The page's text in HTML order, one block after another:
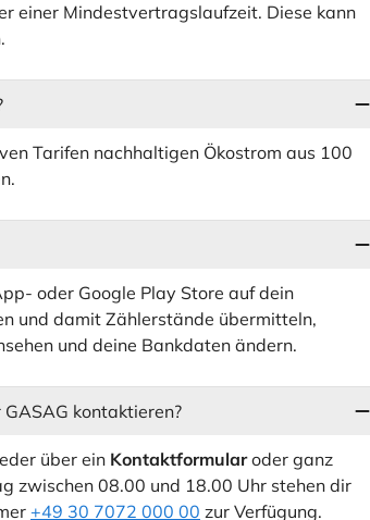
einer Mindestvertragslaufzeit. Diese kann
Tarifen nachhaltigen Ökostrom aus 100
oder Google Play Store auf dein
und damit Zählerstände übermitteln,
und deine Bankdaten ändern.
kontaktieren?
über ein Kontaktformularoder ganz
zwischen 08.00 und 18.00 Uhr stehen dir
+49 30 7072 000 00 zur Verfügung.